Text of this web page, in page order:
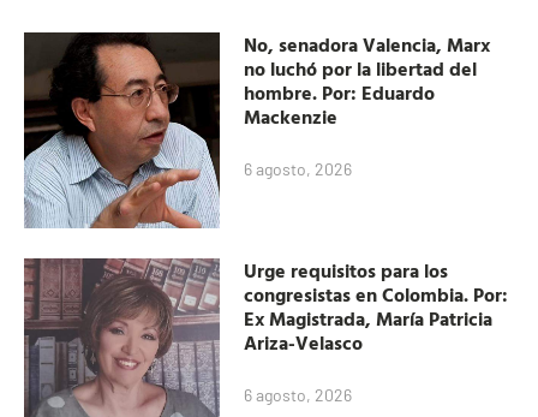
No, senadora Valencia, Marx
no luchó por la libertad del
hombre. Por: Eduardo
Mackenzie
6 agosto, 2026
Urge requisitos para los
congresistas en Colombia. Por:
Ex Magistrada, María Patricia
Ariza-Velasco
6 agosto, 2026